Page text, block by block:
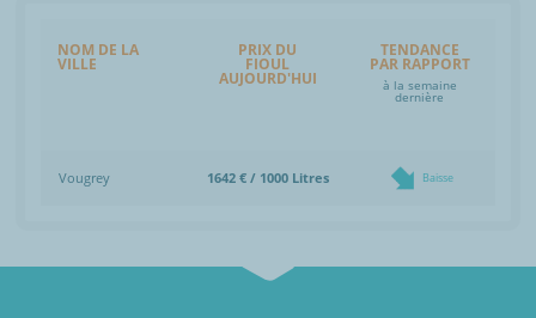
NOM DE LA
VILLE
PRIX DU
FIOUL
AUJOURD'HUI
TENDANCE
PAR RAPPORT
à la semaine
dernière
Vougrey 1642 € / 1000 Litres Baisse